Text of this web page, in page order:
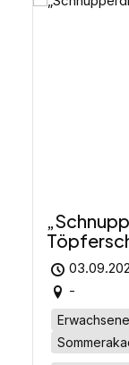
-
Erwachsene